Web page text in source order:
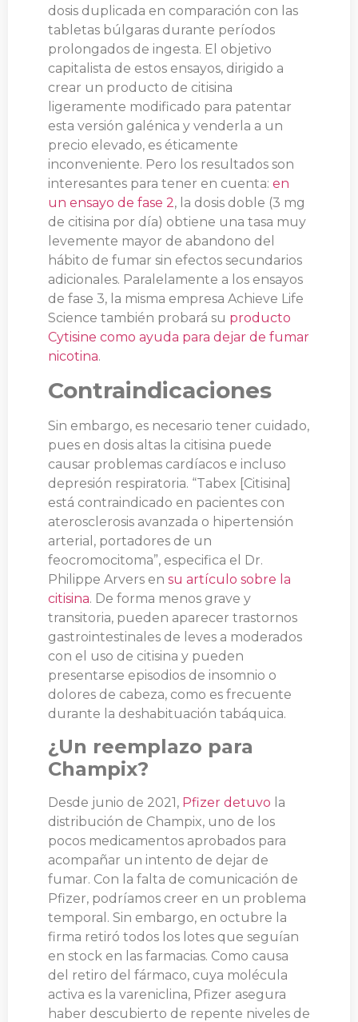
dosis duplicada en comparación con las
tabletas búlgaras durante períodos
prolongados de ingesta. El objetivo
capitalista de estos ensayos, dirigido a
crear un producto de citisina
ligeramente modificado para patentar
esta versión galénica y venderla a un
precio elevado, es éticamente
inconveniente. Pero los resultados son
interesantes para tener en cuenta: en
un ensayo de fase 2, la dosis doble (3 mg
de citisina por día) obtiene una tasa muy
levemente mayor de abandono del
hábito de fumar sin efectos secundarios
adicionales. Paralelamente a los ensayos
de fase 3, la misma empresa Achieve Life
Science también probará su producto
Cytisine como ayuda para dejar de fumar
nicotina.
Contraindicaciones
Sin embargo, es necesario tener cuidado,
pues en dosis altas la citisina puede
causar problemas cardíacos e incluso
depresión respiratoria. “Tabex [Citisina]
está contraindicado en pacientes con
aterosclerosis avanzada o hipertensión
arterial, portadores de un
feocromocitoma”, especifica el Dr.
Philippe Arvers en su artículo sobre la
citisina. De forma menos grave y
transitoria, pueden aparecer trastornos
gastrointestinales de leves a moderados
con el uso de citisina y pueden
presentarse episodios de insomnio o
dolores de cabeza, como es frecuente
durante la deshabituación tabáquica.
¿Un reemplazo para
Champix?
Desde junio de 2021, Pfizer detuvo la
distribución de Champix, uno de los
pocos medicamentos aprobados para
acompañar un intento de dejar de
fumar. Con la falta de comunicación de
Pfizer, podríamos creer en un problema
temporal. Sin embargo, en octubre la
firma retiró todos los lotes que seguían
en stock en las farmacias. Como causa
del retiro del fármaco, cuya molécula
activa es la vareniclina, Pfizer asegura
haber descubierto de repente niveles de